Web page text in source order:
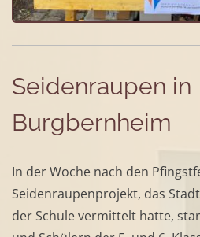
Seidenraupen in
Burgbernheim
In der Woche nach den
Seidenraupenprojekt, das
der Schule vermittelt hatte,